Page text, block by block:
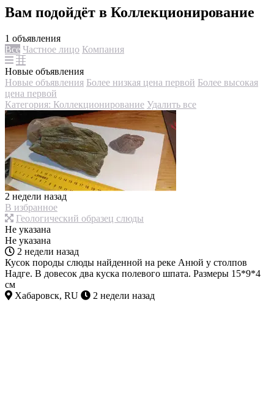
Вам подойдёт в Коллекционирование
1 объявления
Все Частное лицо Компания
Новые объявления
Новые объявления Более низкая цена первой Более высокая
цена первой
Категория: Коллекционирование Удалить все
2 недели назад
В избранное
Геологический образец слюды
Не указана
Не указана
2 недели назад
Кусок породы слюды найденной на реке Анюй у столпов
Надге. В довесок два куска полевого шпата. Размеры 15*9*4
см
Хабаровск, RU
2 недели назад